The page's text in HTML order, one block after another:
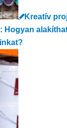
Kreatív
Hogyan